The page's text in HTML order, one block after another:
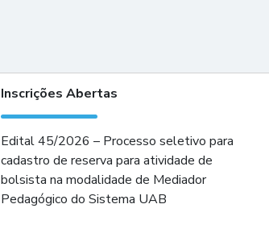
Inscrições Abertas
Edital 45/2026 – Processo seletivo para
cadastro de reserva para atividade de
bolsista na modalidade de Mediador
Pedagógico do Sistema UAB